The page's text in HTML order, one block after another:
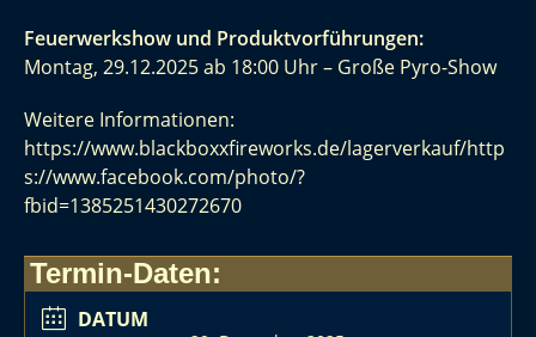
Feuerwerkshow und Produktvorführungen:
Montag, 29.12.2025 ab 18:00 Uhr – Große Pyro-Show
Weitere Informationen:
https://www.blackboxxfireworks.de/lagerverkauf/http
s://www.facebook.com/photo/?
fbid=1385251430272670
Termin-Daten:
DATUM